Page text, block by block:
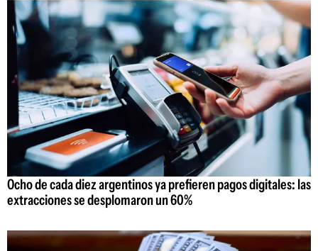
Ocho de cada diez argentinos ya prefieren pagos digitales: las
extracciones se desplomaron un 60%